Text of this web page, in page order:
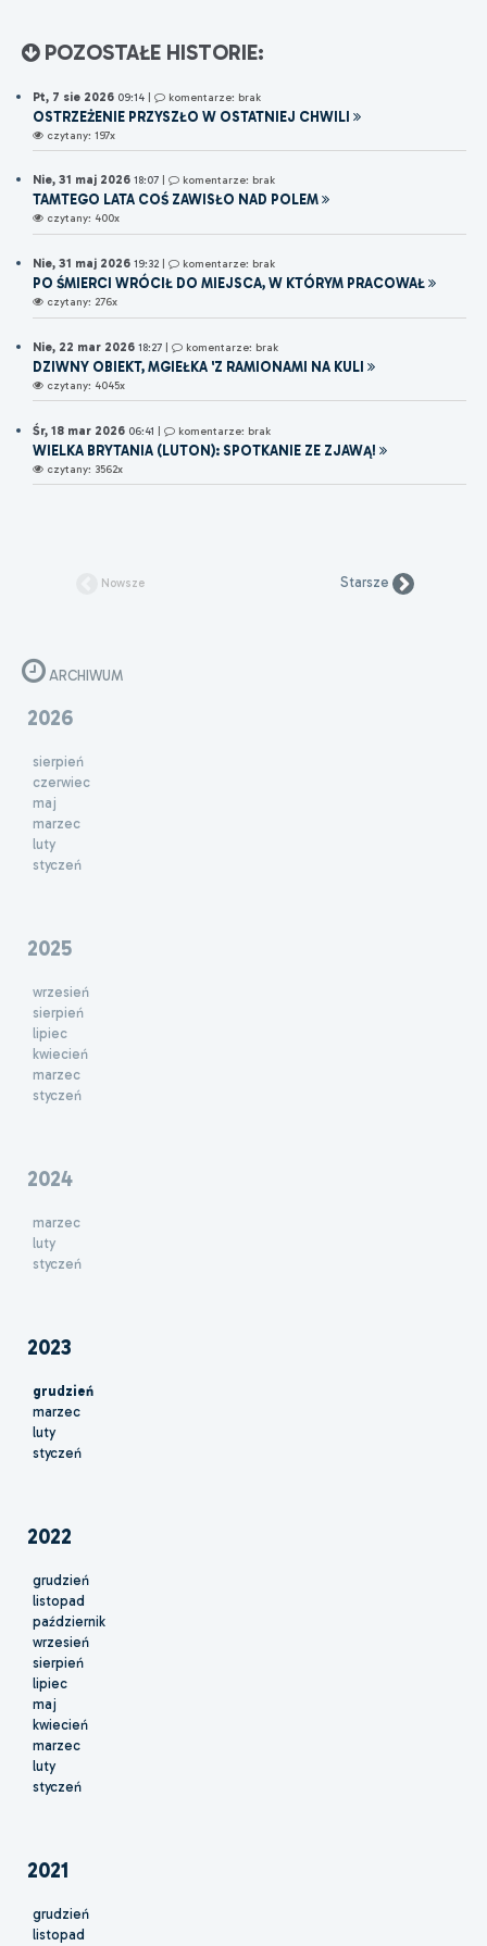
POZOSTAŁE HISTORIE:
Pt, 7 sie 2026 09:14 | komentarze: brak
OSTRZEŻENIE PRZYSZŁO W OSTATNIEJ CHWILI
czytany: 197x
Nie, 31 maj 2026 18:07 komentarze: brak
TAMTEGO LATA COŚ ZAWISŁO NAD POLEM
czytany: 400x
Nie, 31 maj 2026 19:32 komentarze: brak
PO ŚMIERCI WRÓCIŁ DO MIEJSCA, W KTÓRYM PRACOWAŁ
czytany: 276x
Nie, 22 mar 2026 18:27 | komentarze: brak
DZIWNY OBIEKT, MGIEŁKA 'Z RAMIONAMI NA KULI
czytany: 4045x
Śr, 18 mar 2026 06:41 | komentarze: brak
WIELKA BRYTANIA (LUTON): SPOTKANIE ZE ZJAWĄ!
czytany: 3562x
Nowsze Starsze
ARCHIWUM
2026
sierpień
czerwiec
maj
marzec
luty
styczeń
2025
wrzesień
sierpień
lipiec
kwiecień
marzec
styczeń
2024
marzec
luty
styczeń
2023
grudzień
marzec
luty
styczeń
2022
grudzień
listopad
październik
wrzesień
sierpień
lipiec
maj
kwiecień
marzec
luty
styczeń
2021
grudzień
listopad